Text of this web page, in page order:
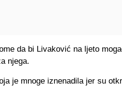
da bi Livaković na ljeto
njega.
je mnoge iznenadila jer su